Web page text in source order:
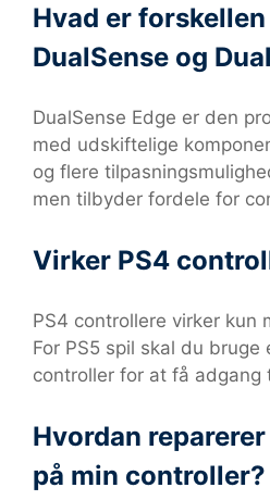
Hvad er
DualSense og
DualSense Edge er den
med udskiftelige
og flere
men tilbyder fordele for
Virker PS4
PS4 controllere virker kun
For PS5 spil skal du bruge
controller for at få adgang
Hvordan
på min controller?